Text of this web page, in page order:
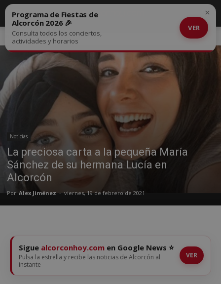
Inicio Noticias
Noticias
La preciosa carta a la pequeña María
Sánchez de su hermana Lucía en
Alcorcón
Por Alex Jiménez - viernes, 19 de febrero de 2021
Programa de Fiestas de
Alcorcón 2026 🎉
Consulta todos los conciertos,
actividades y horarios
VER
×
Sigue alcorconhoy.com en Google News ⭐
Pulsa la estrella y recibe las noticias de Alcorcón al
instante
VER